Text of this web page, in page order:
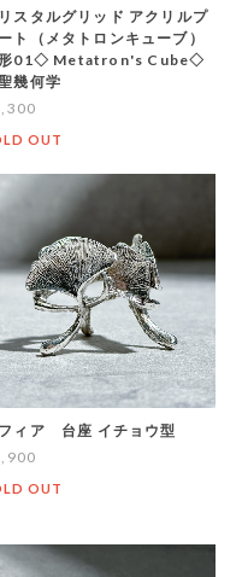
スタルグリッド アクリルプ
ト（メタトロンキューブ）
01◇ Metatron's Cube◇
幾何学
OUT
ィア 台座 イチョウ型
OUT